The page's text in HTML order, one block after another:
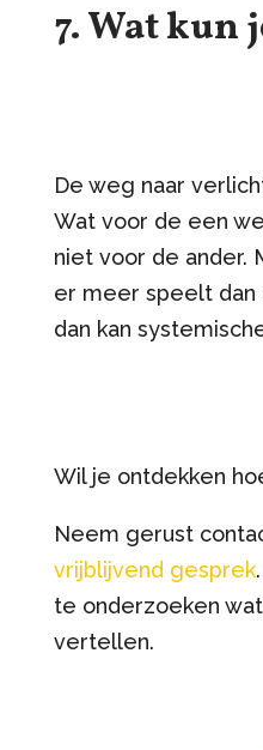
7. Wat kun
De weg naar
Wat voor de een
niet voor de ander.
er meer speelt dan
dan kan
Wil je ontdekken
Neem gerust
vrijblijvend gesprek
te onderzoeken
vertellen.